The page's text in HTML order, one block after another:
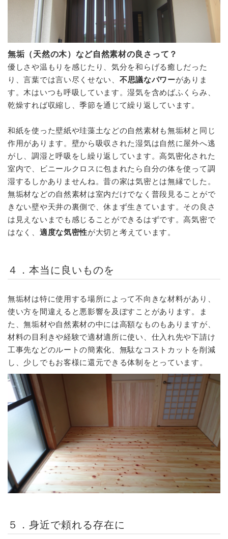
無垢（天然の木）など自然素材の良さって？
優しさや温もりを感じたり、気分を和らげる癒しだった
り、言葉では言い尽くせない、 不思議なパワーがありま
す。木はいつも呼吸しています。湿気を含めばふくらみ、
乾燥すれば収縮し、季節を通じて繰り返しています。
和紙を使った壁紙や珪藻土などの自然素材も無垢材と同じ
作用があります。壁から吸収された湿気は自然に屋外へ逃
がし、調湿と呼吸をし繰り返しています。高気密化された
室内で、ビニールクロスに包まれたら自分の体を使って調
湿するしかありませんね。昔の家は気密とは無縁でした。
無垢材などの自然素材は室内だけでなく普段見ることがで
きない壁や天井の裏側で、休まず生きています。その良さ
は見えないまでも感じることができるはずです。高気密で
はなく、 適度な気密性が大切と考えています。
４．本当に良いものを
無垢材は特に使用する場所によって不向きな材料があり、
使い方を間違えると悪影響を及ぼすことがあります。ま
た、無垢材や自然素材の中には高額なものもありますが、
材料の目利きや経験で適材適所に使い、仕入れ先や下請け
工事先などのルートの簡素化、無駄なコストカットを削減
し、少しでもお客様に還元できる体制をとっています。
５．身近で頼れる存在に